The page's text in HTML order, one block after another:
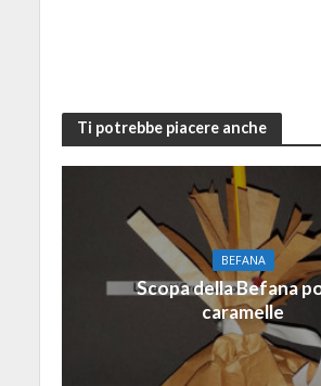
Ti potrebbe piacere anche
BEFANA
Scopa della Befana
caramelle